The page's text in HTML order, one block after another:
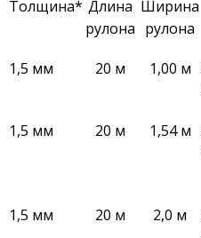
Толщина* Длина
рулона
Ширина
рулона
1,5 мм 20 м 1,00 м
1,5 мм 20 м 1,54 м
1,5 мм 20 м 2,0 м